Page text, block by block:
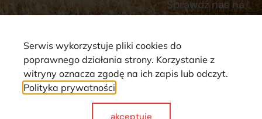
Sprawdź nas na
Strona wykorzystuje pliki cookie. Wszystkie prawa zastrzeżone ©
Serwis wykorzystuje pliki cookies do
poprawnego działania strony. Korzystanie z
witryny oznacza zgodę na ich zapis lub odczyt.
Polityka prywatności
akceptuje